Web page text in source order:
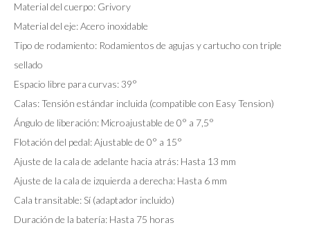
Material del cuerpo: Grivory
Material del eje: Acero inoxidable
Tipo de rodamiento: Rodamientos de agujas y cartucho con triple
sellado
Espacio libre para curvas: 39°
Calas: Tensión estándar incluida (compatible con Easy Tension)
Ángulo de liberación: Microajustable de 0° a 7,5°
Flotación del pedal: Ajustable de 0° a 15°
Ajuste de la cala de adelante hacia atrás: Hasta 13 mm
Ajuste de la cala de izquierda a derecha: Hasta 6 mm
Cala transitable: Sí (adaptador incluido)
Duración de la batería: Hasta 75 horas